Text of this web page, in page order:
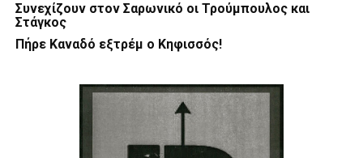
Συνεχίζουν στον Σαρωνικό οι Τρούμπουλος και
Στάγκος
Πήρε Καναδό εξτρέμ ο Κηφισσός!